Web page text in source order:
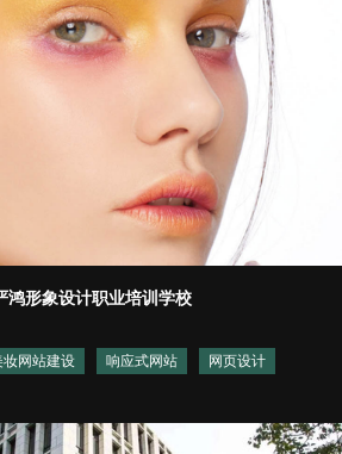
鸿形象设计职业培训学校
妆网站建设 响应式网站 网页设计